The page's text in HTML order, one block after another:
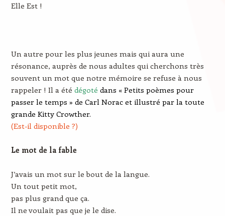
Elle Est !
Un autre pour les plus jeunes mais qui aura une
résonance, auprès de nous adultes qui cherchons très
souvent un mot que notre mémoire se refuse à nous
rappeler ! Il a été dégoté dans « Petits poèmes pour
passer le temps » de Carl Norac et illustré par la toute
grande Kitty Crowther.
(Est-il disponible ?)
Le mot de la fable
J’avais un mot sur le bout de la langue.
Un tout petit mot,
pas plus grand que ça.
Il ne voulait pas que je le dise.